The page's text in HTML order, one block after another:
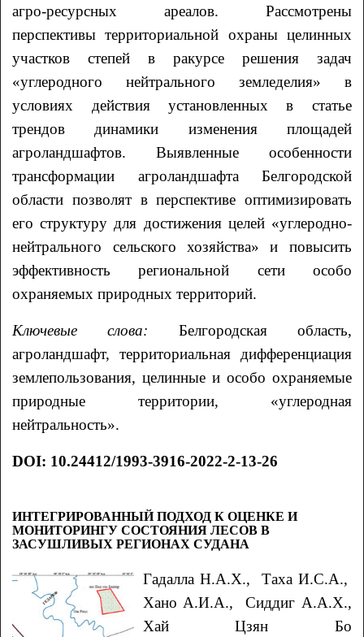
агро-ресурсных ареалов. Рассмотрены
перспективы территориальной охраны целинных
участков степей в ракурсе решения задач
«углеродного нейтрального земледелия» в
условиях действия установленных в статье
трендов динамики изменения площадей
агроландшафтов. Выявленные особенности
трансформации агроландшафта Белгородской
области позволят в перспективе оптимизировать
его структуру для достижения целей «углеродно-
нейтрального сельского хозяйства» и повысить
эффективность региональной сети особо
охраняемых природных территорий.
Ключевые слова: Белгородская область,
агроландшафт, территориальная дифференциация
землепользования, целинные и особо охраняемые
природные территории, «углеродная
нейтральность».
DOI: 10.24412/1993-3916-2022-2-13-26
ИНТЕГРИРОВАННЫЙ ПОДХОД К ОЦЕНКЕ И
МОНИТОРИНГУ СОСТОЯНИЯ ЛЕСОВ В
ЗАСУШЛИВЫХ РЕГИОНАХ СУДАНА
Гадалла Н.А.Х., Таха И.С.А.,
ХаноА.И.А., Сиддиг А.А.Х.,
Хай Цзян Бо